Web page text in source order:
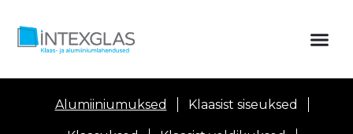
Alumiiniumuksed Klaasist siseuksed